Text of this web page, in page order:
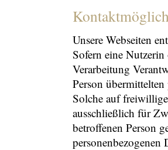
Unsere Webseiten
Sofern eine
Verarbeitung
Person übermittelten
Solche auf
ausschließlich für
betroffenen Person
personenbezogenen